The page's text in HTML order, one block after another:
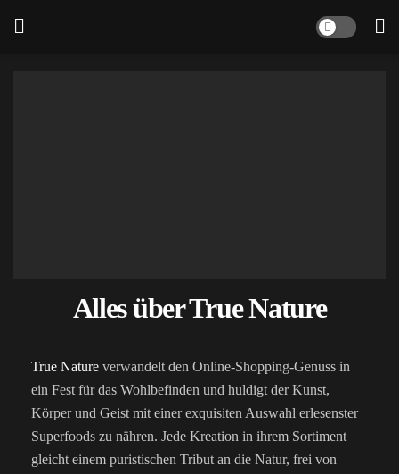
Alles über True Nature
True Nature verwandelt den Online-Shopping-Genuss in
ein Fest für das Wohlbefinden und huldigt der Kunst,
Körper und Geist mit einer exquisiten Auswahl erlesenster
Superfoods zu nähren. Jede Kreation in ihrem Sortiment
gleicht einem puristischen Tribut an die Natur, frei von